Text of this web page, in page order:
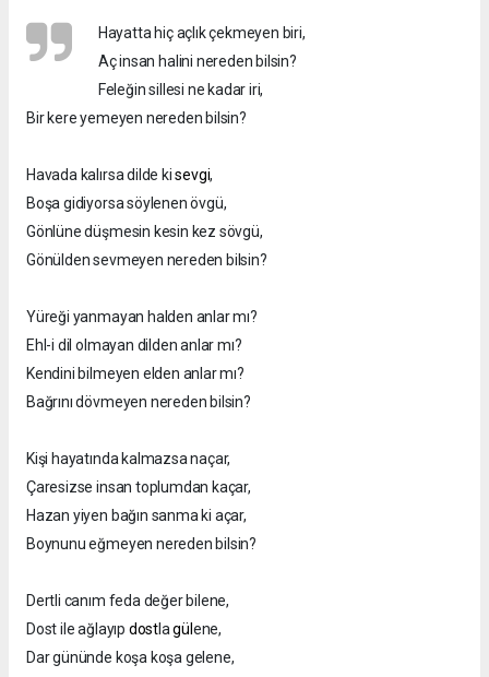
Hayatta hiç açlık çekmeyen biri,
Aç insan halini nereden bilsin?
Feleğin sillesi ne kadar iri,
Bir kere yemeyen nereden bilsin?
Havada kalırsa dilde kisevgi,
Boşa gidiyorsa söylenen övgü,
Gönlüne düşmesin kesin kez sövgü,
Gönülden sevmeyen nereden bilsin?
Yüreği yanmayan halden anlar mı?
Ehl-i dil olmayan dilden anlar mı?
Kendini bilmeyen elden anlar mı?
Bağrını dövmeyen nereden bilsin?
Kişi hayatında kalmazsa naçar,
Çaresizse insan toplumdan kaçar,
Hazan yiyen bağın sanma ki açar,
Boynunu eğmeyen nereden bilsin?
Dertli canım feda değer bilene,
Dost ile ağlayıp dostlagülene,
Dar gününde koşa koşa gelene,